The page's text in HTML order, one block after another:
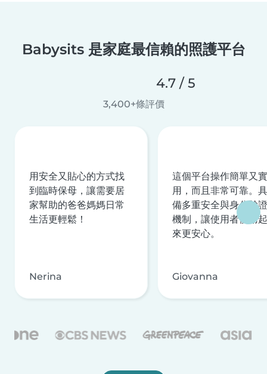
Babysits 是家庭最信賴的照護平台
4.7 / 5
3,400+條評價
用安全又貼心的方式找
到臨時保母，讓需要居
家幫助的爸爸媽媽日常
生活更輕鬆！
Nerina
這個平台操作簡單又實
用，而且非常可靠。具
備多重安全與身分驗證
機制，讓使用者使用起
來更安心。
Giovanna